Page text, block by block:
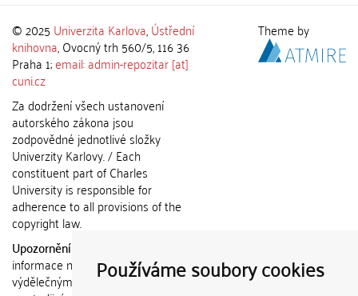
Používáme soubory cookies
© 2025 Univerzita Karlova,Ústřední
knihovna, Ovocný trh 560/5, 116 36
Praha 1;email: admin-repozitar [at]
cuni.cz
Za dodržení všech ustanovení
autorského zákona jsou
zodpovědné jednotlivé složky
Univerzity Karlovy. / Each
constituent part of Charles
University is responsible for
adherence to all provisions of the
copyright law.
Upozornění / Notice:
informace nemohou být použity k
výdělečným účelům nebo vydávány
Theme by